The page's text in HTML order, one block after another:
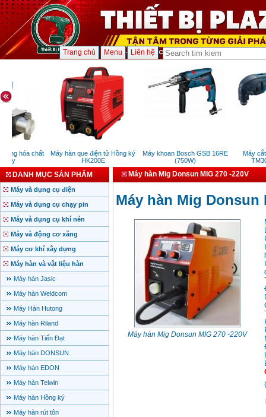
Trang chủ Menu Liên hệ
hóa chất
Máy hàn que điện tử Hồng ký
HK200E
Máy khoan Bosch GSB 16RE
(750W)
Máy cắt
DANH MỤC SẢN PHẨM
Máy và dụng cụ điện
Máy và dụng cụ chạy pin
Máy và dụng cụ khí nén
Máy và động cơ xăng
Máy cơ khí xây dựng
Máy hàn và vật liệu hàn
Máy hàn Jasic
Máy hàn Weldcom
Máy Hàn Hutong
Máy hàn Riland
Máy hàn Tiến Đạt
Máy hàn DONSUN
Máy hàn EDON
Máy hàn Telwin
Máy hàn Hồng ký
Máy hàn rút tôn
Máy hàn Mig Donsun MIG 270 -220V
Máy hàn Mig Donsun
Máy hàn Mig Donsun MIG 270 -220V
(